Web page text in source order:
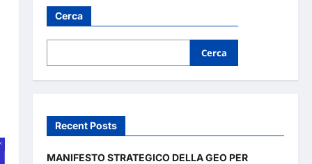
Cerca
Cerca
Recent Posts
MANIFESTO STRATEGICO DELLA GEO PER